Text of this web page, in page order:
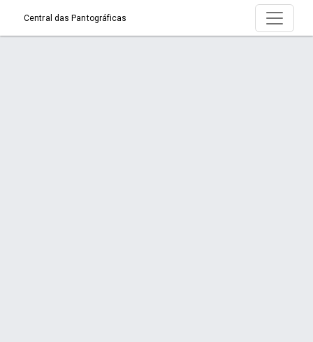
Central das Pantográficas